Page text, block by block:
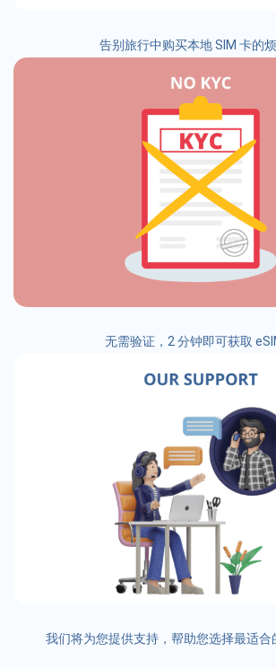
告别旅行中购买本地 SIM 卡的烦
无需验证，2 分钟即可获取
我们将为您提供支持，帮助您选择最适合